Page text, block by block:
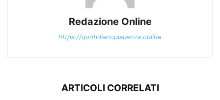
Redazione Online
https://quotidianopiacenza.online
ARTICOLI CORRELATI